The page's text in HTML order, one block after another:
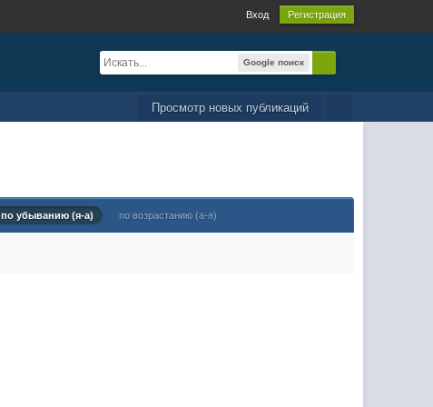
Вход Регистрация
Google поиск
Просмотр новых публикаций
по убыванию (я-а) по возрастанию (а-я)